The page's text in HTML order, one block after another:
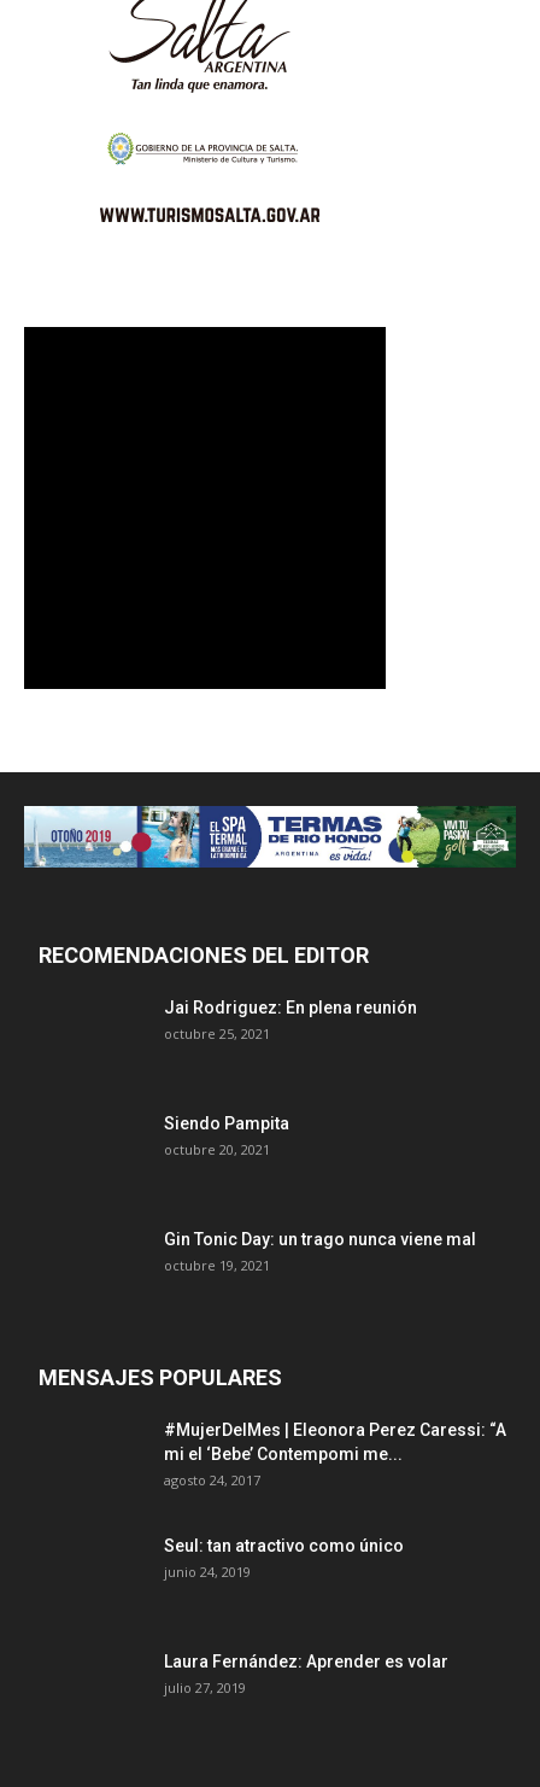
RECOMENDACIONES DEL EDITOR
Jai Rodriguez: En plena reunión
octubre 25, 2021
Siendo Pampita
octubre 20, 2021
Gin Tonic Day: un trago nunca viene mal
octubre 19, 2021
MENSAJES POPULARES
#MujerDelMes | Eleonora Perez Caressi: “A
mi el ‘Bebe’ Contempomi me...
agosto 24, 2017
Seul: tan atractivo como único
junio 24, 2019
Laura Fernández: Aprender es volar
julio 27, 2019